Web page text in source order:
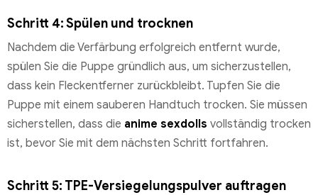
Schritt 4: Spülen und trocknen
Nachdem die Verfärbung erfolgreich entfernt wurde,
spülen Sie die Puppe gründlich aus, um sicherzustellen,
dass kein Fleckentferner zurückbleibt. Tupfen Sie die
Puppe mit einem sauberen Handtuch trocken. Sie müssen
sicherstellen, dass die anime sexdolls vollständig trocken
ist, bevor Sie mit dem nächsten Schritt fortfahren.
Schritt 5: TPE-Versiegelungspulver auftragen